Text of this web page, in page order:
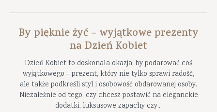
By pięknie żyć – wyjątkowe prezenty
na Dzień Kobiet
Dzień Kobiet to doskonała okazja, by podarować coś
wyjątkowego – prezent, który nie tylko sprawi radość,
ale także podkreśli styl i osobowość obdarowanej osoby.
Niezależnie od tego, czy chcesz postawić na eleganckie
dodatki, luksusowe zapachy czy...